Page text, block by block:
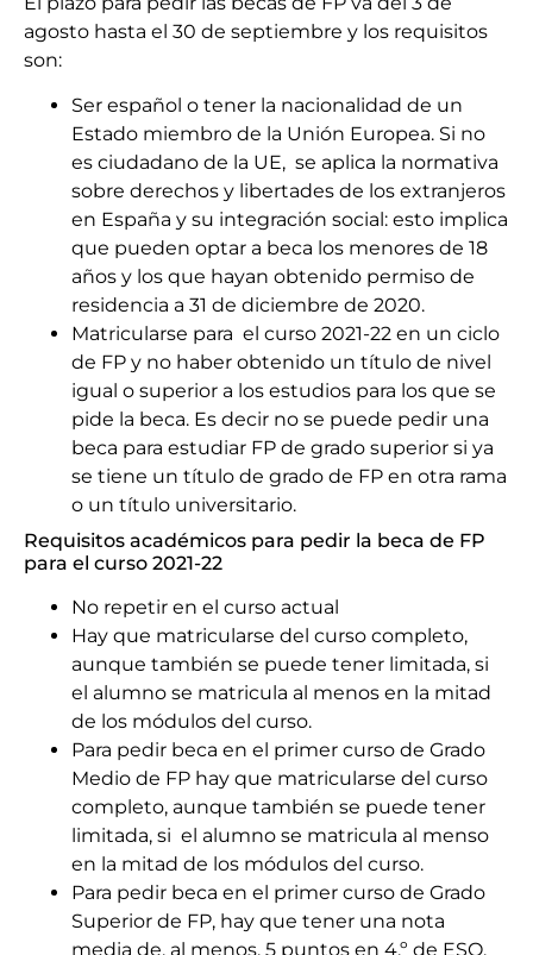
agosto hasta el 30 de septiembre y los requisitos
son:
Ser español o tener la nacionalidad de un
Estado miembro de la Unión Europea. Si no
es ciudadano de la UE, se aplica la normativa
sobre derechos y libertades de los extranjeros
en España y su integración social: esto implica
que pueden optar a beca los menores de 18
años y los que hayan obtenido permiso de
residencia a 31 de diciembre de 2020.
Matricularse para el curso 2021-22 en un ciclo
de FP y no haber obtenido un título de nivel
igual o superior a los estudios para los que se
pide la beca. Es decir no se puede pedir una
beca para estudiar FP de grado superior si ya
se tiene un título de grado de FP en otra rama
o un título universitario.
Requisitos académicos para pedir la beca de FP
para el curso 2021-22
No repetir en el curso actual
Hay que matricularse del curso completo,
aunque también se puede tener limitada, si
el alumno se matricula al menos en la mitad
de los módulos del curso.
Para pedir beca en el primer curso de Grado
Medio de FP hay que matricularse del curso
completo, aunque también se puede tener
limitada, si el alumno se matricula al menso
en la mitad de los módulos del curso.
Para pedir beca en el primer curso de Grado
Superior de FP, hay que tener una nota
media de, al menos, 5 puntos en 4.º de ESO,